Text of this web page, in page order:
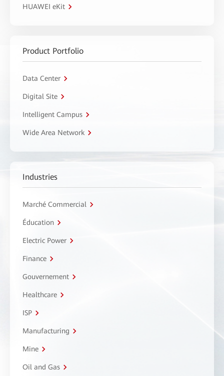
HUAWEI eKit
Product Portfolio
Data Center
Digital Site
Intelligent Campus
Wide Area Network
Industries
Marché Commercial
Éducation
Electric Power
Finance
Gouvernement
Healthcare
ISP
Manufacturing
Mine
Oil and Gas